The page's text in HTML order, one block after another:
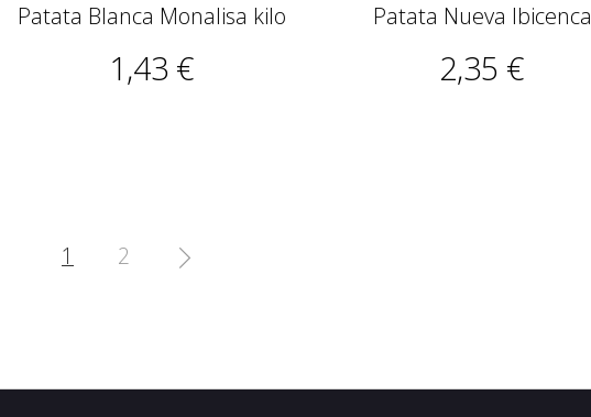
Patata Blanca Monalisa kilo
1,43 €
Patata Nueva Ibicenca
2,35 €
1 2 